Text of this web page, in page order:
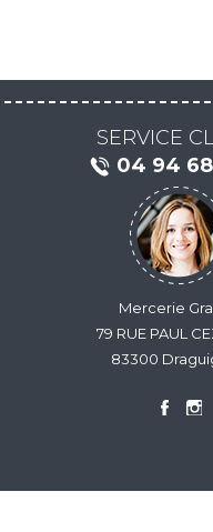
SERVICE
04 94 68
Mercerie
79 RUE PAUL
83300